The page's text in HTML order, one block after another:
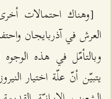
[وهناك احتمالات
العرش في آذربايجان
وبالتأمّل في هذه
يتبيّن أنّ علّة اختيار